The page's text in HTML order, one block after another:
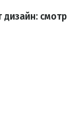
дизайн: